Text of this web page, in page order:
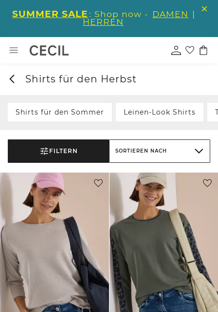
SUMMER SALE : Shop now - DAMEN |
HERREN
Shirts für den Herbst
Shirts für den Sommer Leinen-Look Shirts
FILTERN SORTIEREN NACH